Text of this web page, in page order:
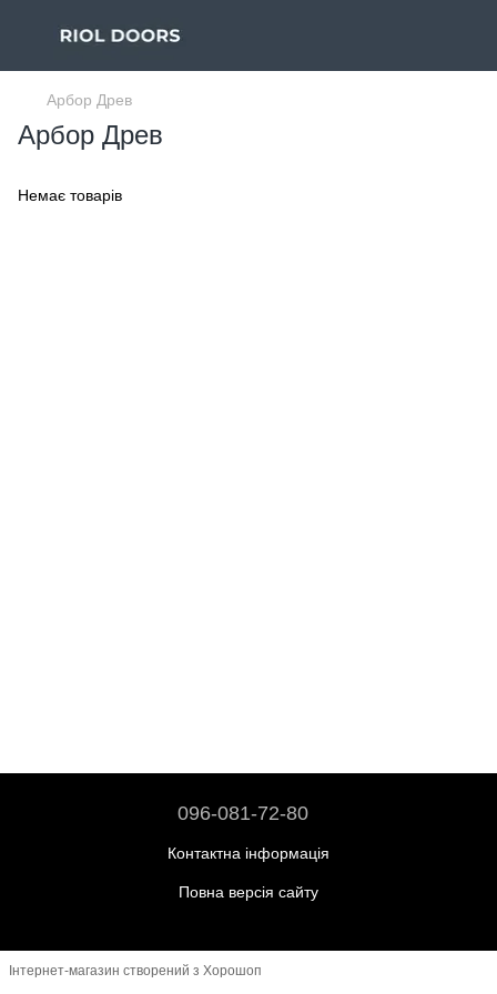
Арбор Древ
Арбор Древ
Немає товарів
096-081-72-80
Контактна інформація
Повна версія сайту
Інтернет-магазин створений з Хорошоп